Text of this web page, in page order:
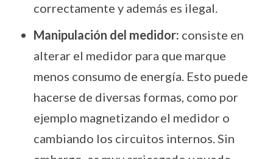
correctamente y además es ilegal.
Manipulación del medidor: consiste en
alterar el medidor para que marque
menos consumo de energía. Esto puede
hacerse de diversas formas, como por
ejemplo magnetizando el medidor o
cambiando los circuitos internos. Sin